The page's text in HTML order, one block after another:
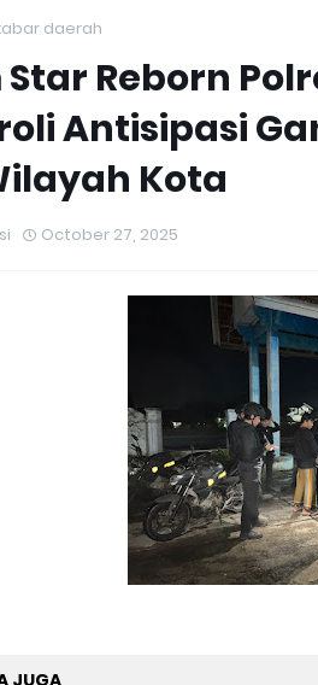
daerah
Star Reborn
Antisipasi
Kota
October 27, 2025
JUGA